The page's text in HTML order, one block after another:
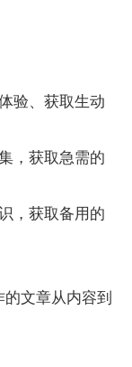
验、获取生动
，获取急需的
，获取备用的
文章从内容到